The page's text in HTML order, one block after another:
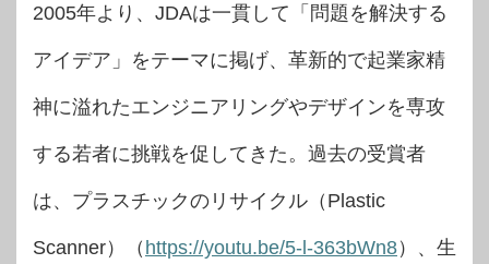
2005年より、JDAは一貫して「問題を解決する
アイデア」をテーマに掲げ、革新的で起業家精
神に溢れたエンジニアリングやデザインを専攻
する若者に挑戦を促してきた。過去の受賞者
は、プラスチックのリサイクル（Plastic
Scanner）（ https://youtu.be/5-l-363bWn8）、生